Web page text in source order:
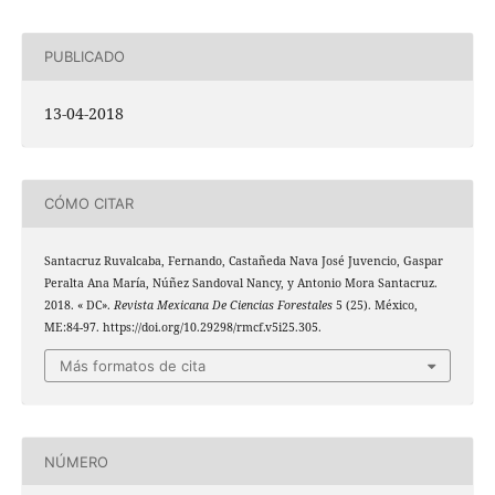
PUBLICADO
13-04-2018
CÓMO CITAR
Santacruz Ruvalcaba, Fernando, Castañeda Nava José Juvencio, Gaspar
Peralta Ana María, Núñez Sandoval Nancy, y Antonio Mora Santacruz.
2018. « DC». Revista Mexicana De Ciencias Forestales5 (25). México,
ME:84-97. https://doi.org/10.29298/rmcf.v5i25.305.
Más formatos de cita
NÚMERO